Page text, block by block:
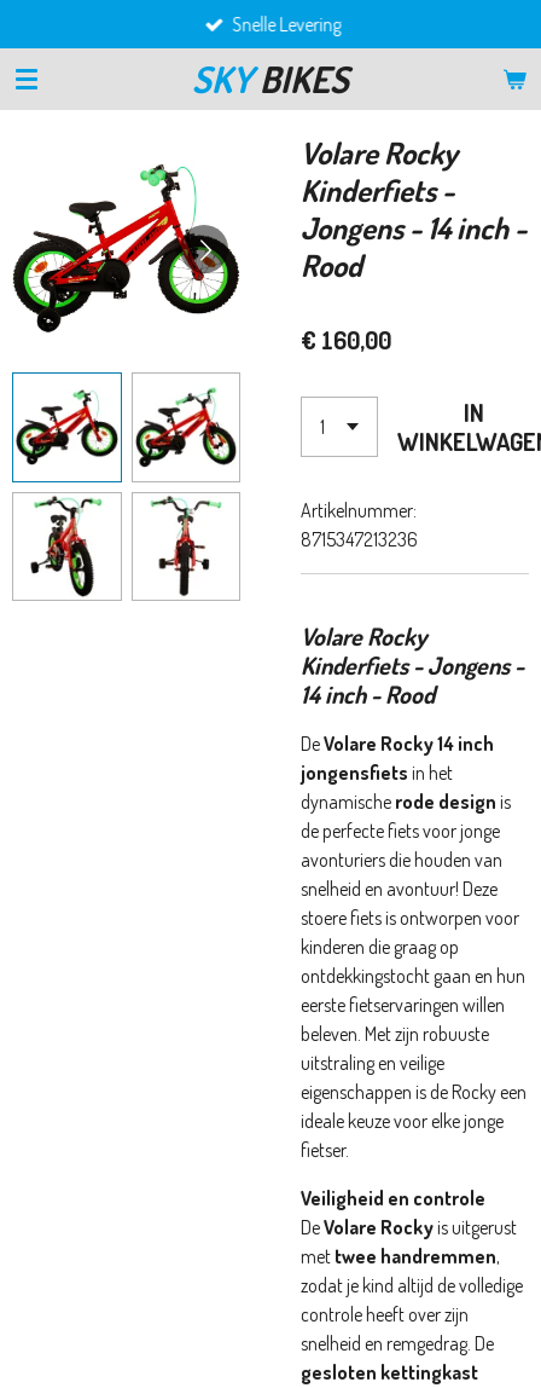
direct
naar
de
SKY BIKES
Snelle Levering
Volare Rocky
Kinderfiets -
Jongens - 14 inch -
Rood
€ 160,00
IN
Artikelnummer:
8715347213236
Volare Rocky
Kinderfiets - Jongens -
14 inch - Rood
DeVolare Rocky 14 inch
jongensfiets in het
dynamische rode design is
de perfecte fiets voor jonge
avonturiers die houden van
snelheid en avontuur! Deze
stoere fiets is ontworpen voor
kinderen die graag op
ontdekkingstocht gaan en hun
eerste fietservaringen willen
beleven. Met zijn robuuste
uitstraling en veilige
eigenschappen is de Rocky een
ideale keuze voor elke jonge
fietser.
Veiligheid en controle
DeVolare Rockyis uitgerust
met twee handremmen,
zodat je kind altijd de volledige
controle heeft over zijn
snelheid en remgedrag. De
gesloten kettingkast